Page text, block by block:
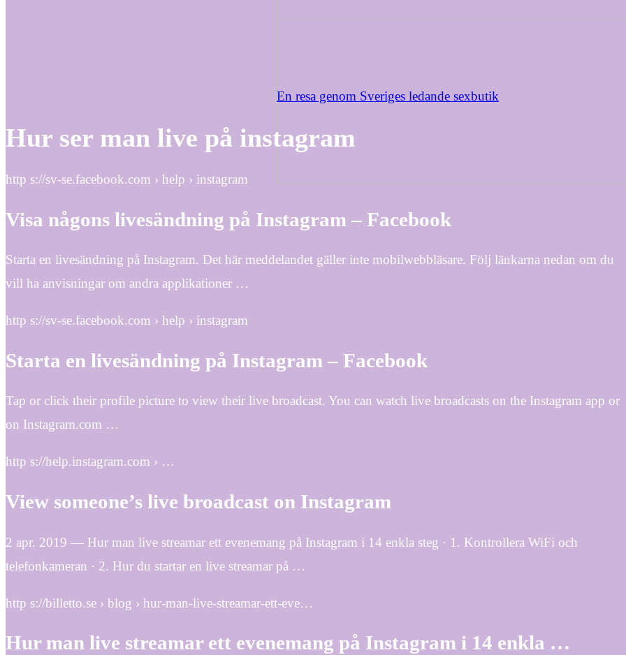
En resa genom Sveriges ledande sexbutik
Hur ser man live på instagram
http s://sv-se.facebook.com › help › instagram
Visa någons livesändning på Instagram – Facebook
Starta en livesändning på Instagram. Det här meddelandet gäller inte mobilwebbläsare. Följ länkarna nedan om du
vill ha anvisningar om andra applikationer …
http s://sv-se.facebook.com › help › instagram
Starta en livesändning på Instagram – Facebook
Tap or click their profile picture to view their live broadcast. You can watch live broadcasts on the Instagram app or
on Instagram.com …
http s://help.instagram.com › …
View someone’s live broadcast on Instagram
2 apr. 2019 — Hur man live streamar ett evenemang på Instagram i 14 enkla steg · 1. Kontrollera WiFi och
telefonkameran · 2. Hur du startar en live streamar på …
http s://billetto.se › blog › hur-man-live-streamar-ett-eve…
Hur man live streamar ett evenemang på Instagram i 14 enkla …